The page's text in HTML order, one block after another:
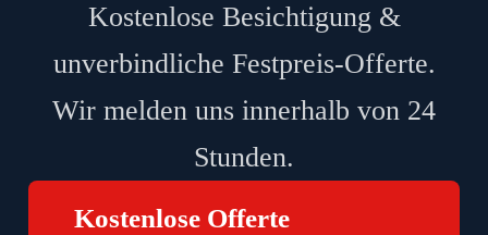
Kostenlose Besichtigung &
unverbindliche Festpreis-Offerte.
Wir melden uns innerhalb von 24
Stunden.
Kostenlose Offerte